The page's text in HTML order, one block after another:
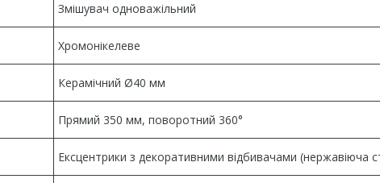
Змішувач одноважільний
Хромонікелеве
Керамічний Ø40 мм
Прямий 350 мм, поворотний 360°
Ексцентрики з декоративними відбивачами (нержавіюча